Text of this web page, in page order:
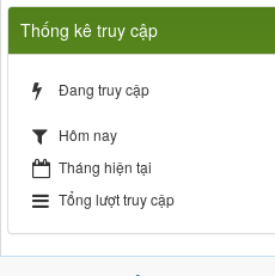
Thống kê truy cập
Đang truy cập
Hôm nay
Tháng hiện tại
Tổng lượt truy cập